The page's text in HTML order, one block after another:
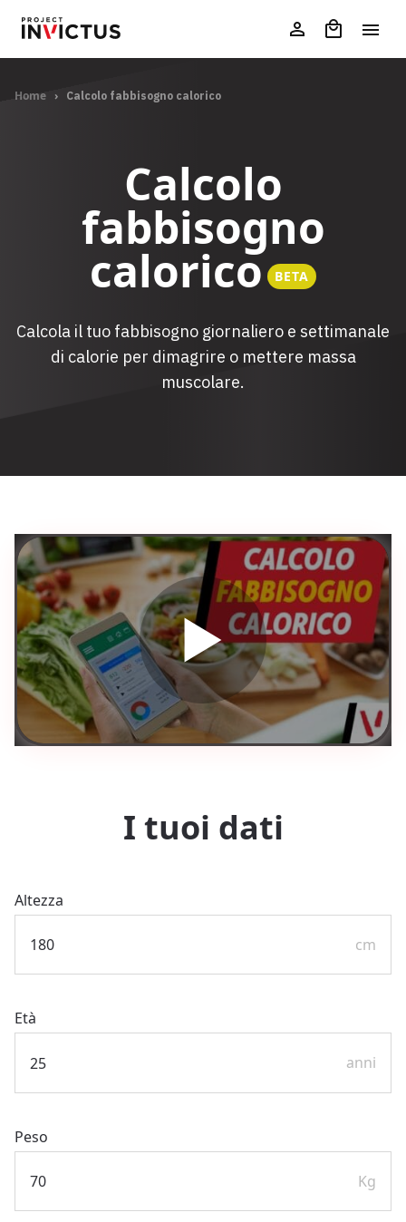
Home › Calcolo fabbisogno calorico
Calcolo
fabbisogno
calorico BETA
Calcola il tuo fabbisogno giornaliero e settimanale
di calorie per dimagrire o mettere massa
muscolare.
I tuoi dati
Altezza
cm
Età
anni
Peso
Kg